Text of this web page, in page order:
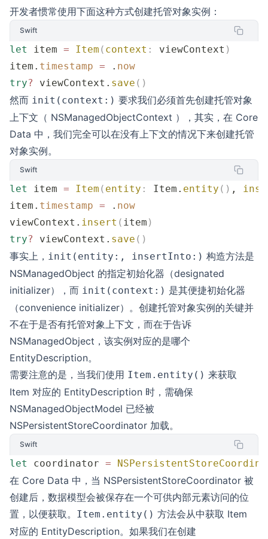
开发者惯常使用下面这种方式创建托管对象实例：
Swift
let item = Item ( context : viewContext )
item. timestamp = . now
try? viewContext. save ()
然而 init(context:) 要求我们必须首先创建托管对象
上下文（ NSManagedObjectContext ），其实，在 Core
Data 中，我们完全可以在没有上下文的情况下来创建托管
对象实例。
Swift
let item = Item ( entity : Item. entity () ,
item. timestamp = . now
viewContext. insert ( item )
try? viewContext. save ()
事实上， init(entity:, insertInto:) 构造方法是
NSManagedObject 的指定初始化器（designated
initializer），而 init(context:) 是其便捷初始化器
（convenience initializer）。创建托管对象实例的关键并
不在于是否有托管对象上下文，而在于告诉
NSManagedObject，该实例对应的是哪个
EntityDescription。
需要注意的是，当我们使用 Item.entity() 来获取
Item 对应的 EntityDescription 时，需确保
NSManagedObjectModel 已经被
NSPersistentStoreCoordinator 加载。
Swift
let coordinator =
在 Core Data 中，当 NSPersistentStoreCoordinator 被
创建后，数据模型会被保存在一个可供内部元素访问的位
置，以便获取。 Item.entity() 方法会从中获取 Item
对应的 EntityDescription。如果我们在创建